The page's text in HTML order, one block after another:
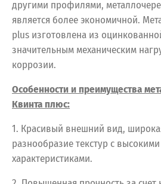
другими профилями,
является более экономичной.
plus изготовлена из
значительным механическим
коррозии.
Особенности и преимущества
Квинта плюс:
1. Красивый внешний вид,
разнообразие текстур с
характеристиками.